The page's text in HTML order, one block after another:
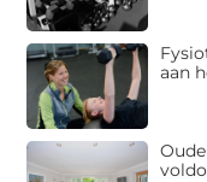
aan